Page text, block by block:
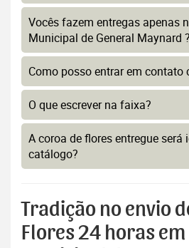
Vocês fazem entregas apenas
Municipal de General Maynard ?
Como posso entrar em contato
O que escrever na faixa?
A coroa de flores entregue
catálogo?
Tradição no envio
Flores 24 horas